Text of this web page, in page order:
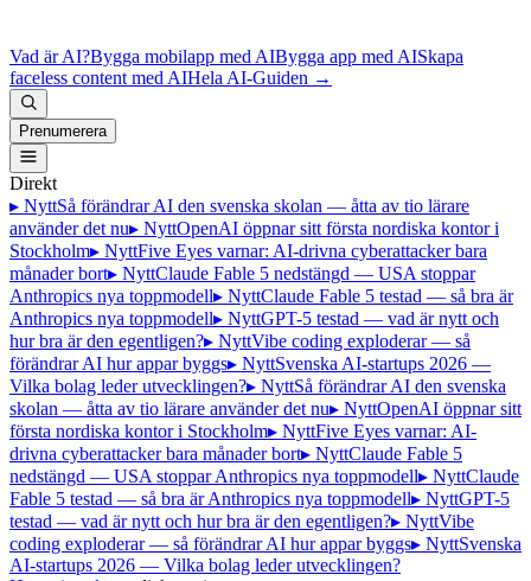
Vad är AI?Bygga mobilapp med AIBygga app med AISkapa
faceless content med AIHela AI-Guiden →
Prenumerera
Direkt
▸ NyttSå förändrar AI den svenska skolan — åtta av tio lärare
använder det nu▸ NyttOpenAI öppnar sitt första nordiska kontor i
Stockholm▸ NyttFive Eyes varnar: AI-drivna cyberattacker bara
månader bort▸ NyttClaude Fable 5 nedstängd — USA stoppar
Anthropics nya toppmodell▸ NyttClaude Fable 5 testad — så bra är
Anthropics nya toppmodell▸ NyttGPT-5 testad — vad är nytt och
hur bra är den egentligen?▸ NyttVibe coding exploderar — så
förändrar AI hur appar byggs▸ NyttSvenska AI-startups 2026 —
Vilka bolag leder utvecklingen?▸ NyttSå förändrar AI den svenska
skolan — åtta av tio lärare använder det nu▸ NyttOpenAI öppnar sitt
första nordiska kontor i Stockholm▸ NyttFive Eyes varnar: AI-
drivna cyberattacker bara månader bort▸ NyttClaude Fable 5
nedstängd — USA stoppar Anthropics nya toppmodell▸ NyttClaude
Fable 5 testad — så bra är Anthropics nya toppmodell▸ NyttGPT-5
testad — vad är nytt och hur bra är den egentligen?▸ NyttVibe
coding exploderar — så förändrar AI hur appar byggs▸ NyttSvenska
AI-startups 2026 — Vilka bolag leder utvecklingen?